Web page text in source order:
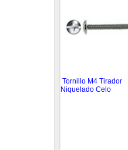
Tornillo M4 Tirador
Niquelado Celo